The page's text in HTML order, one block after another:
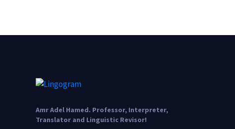
Amr Adel Hamed. Professor, Interpreter,
Translator and Linguistic Revisor!